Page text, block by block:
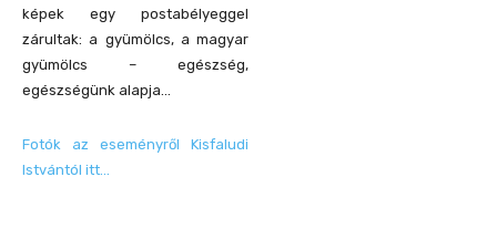
képek egy postabélyeggel
zárultak: a gyümölcs, a magyar
gyümölcs – egészség,
egészségünk alapja…
Fotók az eseményről Kisfaludi
Istvántól itt…